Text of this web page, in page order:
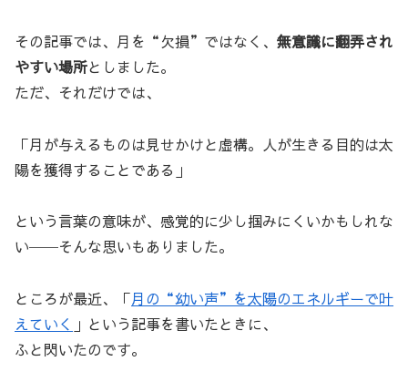
その記事では、月を“欠損”ではなく、 無意識に翻弄され
やすい場所としました。
ただ、それだけでは、
「月が与えるものは見せかけと虚構。人が生きる目的は太
陽を獲得することである」
という言葉の意味が、感覚的に少し掴みにくいかもしれな
い──そんな思いもありました。
ところが最近、「月の“幼い声”を太陽のエネルギーで叶
えていく 」という記事を書いたときに、
ふと閃いたのです。